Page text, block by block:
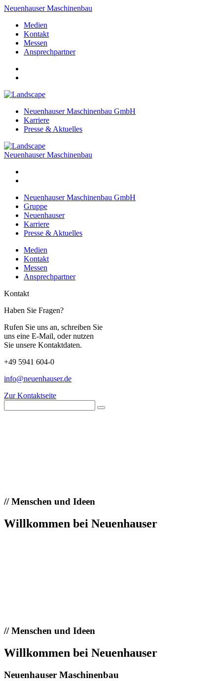
Neuenhauser Maschinenbau
Medien
Kontakt
Messen
Ansprechpartner
Neuenhauser Maschinenbau GmbH
Karriere
Presse & Aktuelles
Neuenhauser Maschinenbau
Neuenhauser Maschinenbau GmbH
Gruppe
Neuenhauser
Karriere
Presse & Aktuelles
Medien
Kontakt
Messen
Ansprechpartner
Kontakt
Haben Sie Fragen?
Rufen Sie uns an, schreiben Sie
uns eine E-Mail, oder nutzen
Sie unsere Kontaktdaten.
+49 5941 604-0
info@neuenhauser.de
Zur Kontaktseite
//Menschen und Ideen
Willkommen bei Neuenhauser
//Menschen und Ideen
Willkommen bei Neuenhauser
Neuenhauser Maschinenbau